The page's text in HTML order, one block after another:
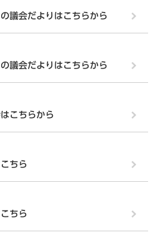
議会だよりはこちらから
議会だよりはこちらから
こちらから
ちら
ちら